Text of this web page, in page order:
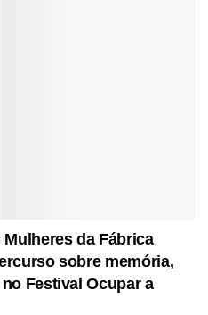
da Fábrica
sobre memória,
Festival Ocupar a